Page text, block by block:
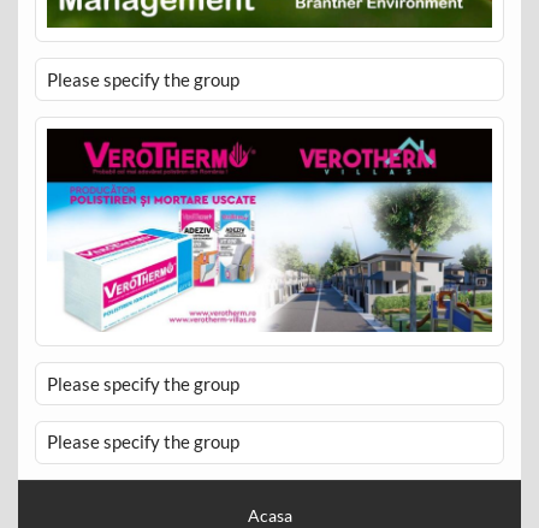
Please specify the group
Please specify the group
Please specify the group
Acasa